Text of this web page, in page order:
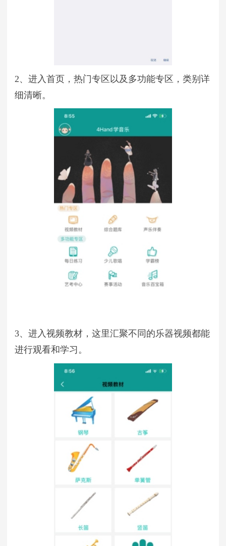
2、进入首页，热门专区以及多功能专区，类别详
细清晰。
3、进入视频教材，这里汇聚不同的乐器视频都能
进行观看和学习。